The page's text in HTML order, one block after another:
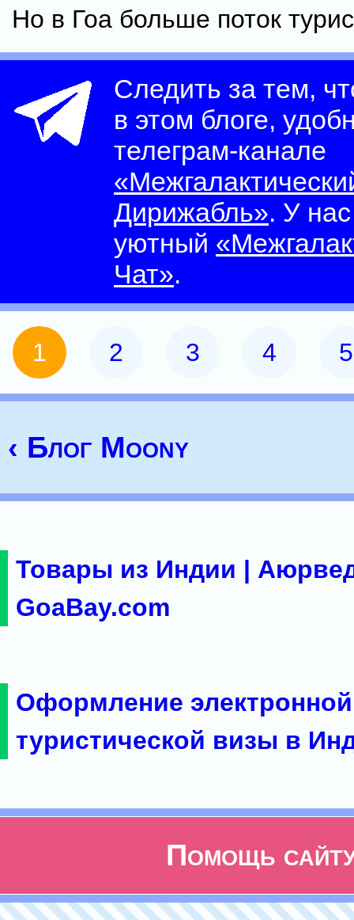
Но в Гоа больше поток
Следить за тем,
в этом блоге,
телеграм-канале
Дирижабль». У
уютный
Чат».
1 2 3 4 5
‹ Блог Moony
Товары из Индии |
GoaBay.com
Оформление электронной
туристической визы в
Помощь